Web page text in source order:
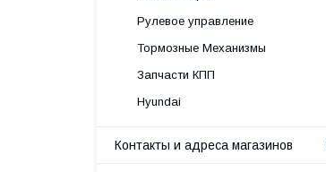
Рулевое управление
Тормозные Механизмы
Запчасти КПП
Hyundai
Контакты и адреса магазинов